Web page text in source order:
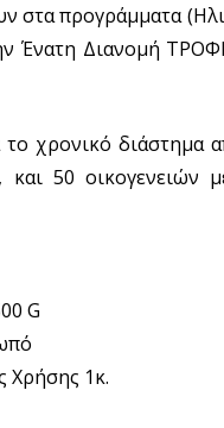
στα προγράμματα
Ένατη Διανομή
το χρονικό διάστημα
και 50
G
Χρήσης 1κ.